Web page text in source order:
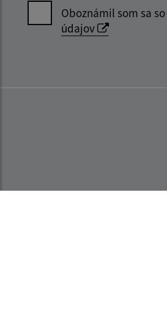
Oboznámil som sa so
údajov